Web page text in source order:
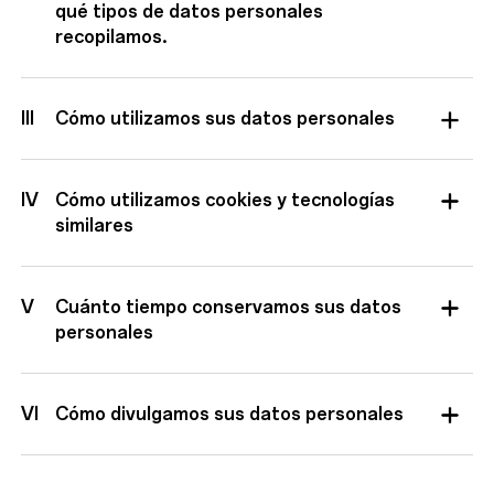
qué tipos de datos personales
recopilamos.
Cómo utilizamos sus datos personales
IV
Cómo utilizamos cookies y tecnologías
similares
V
Cuánto tiempo conservamos sus datos
personales
VI Cómo divulgamos sus datos personales